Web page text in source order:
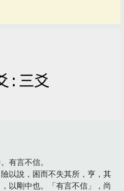
: 三爻
有言不信。
以說，困而不失其所，亨，其
以剛中也。「有言不信」，尚